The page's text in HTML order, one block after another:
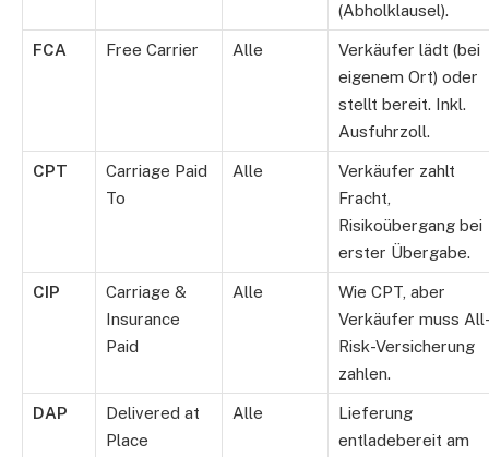
(Abholklausel).
FCA Free Carrier Alle
Verkäufer lädt (bei
eigenem Ort) oder
stellt bereit. Inkl.
Ausfuhrzoll.
CPT
Carriage Paid
To
Alle
Verkäufer zahlt
Fracht,
Risikoübergang bei
erster Übergabe.
CIP
Carriage &
Insurance
Paid
Alle
Wie CPT, aber
Verkäufer muss
Risk-Versicherung
zahlen.
DAP
Delivered at
Place
Alle
Lieferung
entladebereit am